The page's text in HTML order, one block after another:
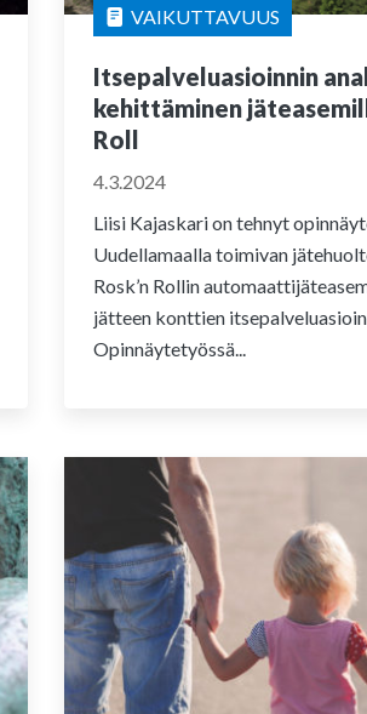
VAIKUTTAVUUS
Itsepalveluasioinnin
kehittäminen
Roll
4.3.2024
Liisi Kajaskari on tehnyt
Uudellamaalla toimivan
Rosk’n Rollin
jätteen konttien
Opinnäytetyössä...